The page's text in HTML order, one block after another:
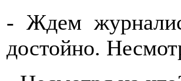
- Ждем
достойно.